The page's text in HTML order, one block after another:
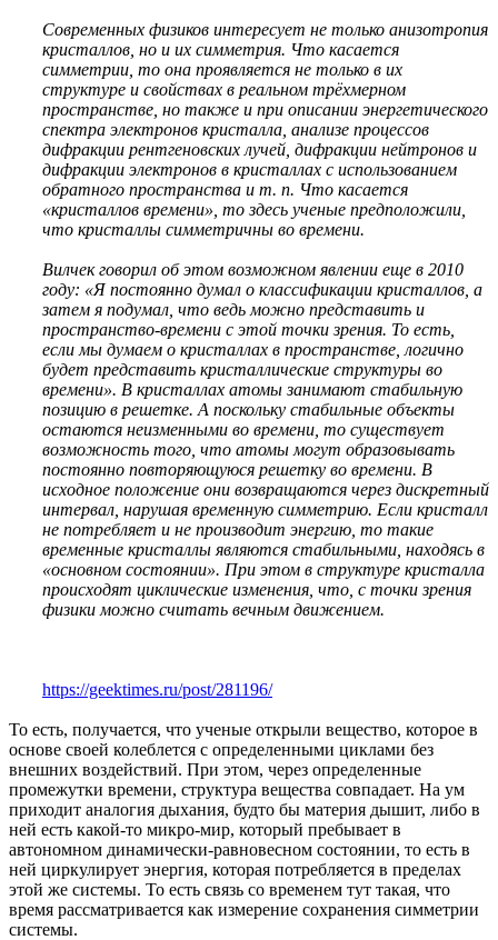
Современных физиков интересует не только анизотропия
кристаллов, но и их симметрия. Что касается
симметрии, то она проявляется не только в их
структуре и свойствах в реальном трёхмерном
пространстве, но также и при описании энергетического
спектра электронов кристалла, анализе процессов
дифракции рентгеновских лучей, дифракции нейтронов и
дифракции электронов в кристаллах с использованием
обратного пространства и т. п. Что касается
«кристаллов времени», то здесь ученые предположили,
что кристаллы симметричны во времени.
Вилчек говорил об этом возможном явлении еще в 2010
году: «Я постоянно думал о классификации кристаллов, а
затем я подумал, что ведь можно представить и
пространство-времени с этой точки зрения. То есть,
если мы думаем о кристаллах в пространстве, логично
будет представить кристаллические структуры во
времени». В кристаллах атомы занимают стабильную
позицию в решетке. А поскольку стабильные объекты
остаются неизменными во времени, то существует
возможность того, что атомы могут образовывать
постоянно повторяющуюся решетку во времени. В
исходное положение они возвращаются через дискретный
интервал, нарушая временную симметрию. Если кристалл
не потребляет и не производит энергию, то такие
временные кристаллы являются стабильными, находясь в
«основном состоянии». При этом в структуре кристалла
происходят циклические изменения, что, с точки зрения
физики можно считать вечным движением.
https://geektimes.ru/post/281196/
То есть, получается, что ученые открыли вещество, которое в
основе своей колеблется с определенными циклами без
внешних воздействий. При этом, через определенные
промежутки времени, структура вещества совпадает. На ум
приходит аналогия дыхания, будто бы материя дышит, либо в
ней есть какой-то микро-мир, который пребывает в
автономном динамически-равновесном состоянии, то есть в
ней циркулирует энергия, которая потребляется в пределах
этой же системы. То есть связь со временем тут такая, что
время рассматривается как измерение сохранения симметрии
системы.